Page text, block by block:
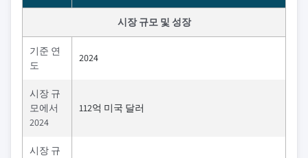
시장 규모 및 성장
기준 연
도
2024
시장 규
모에서
2024
112억 미국 달러
시장 규